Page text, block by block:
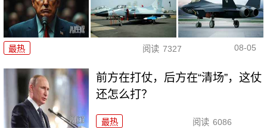
最热 阅读 7327 08-05
前方在打仗，后方在“清场”，这仗
还怎么打？
最热 阅读 6086